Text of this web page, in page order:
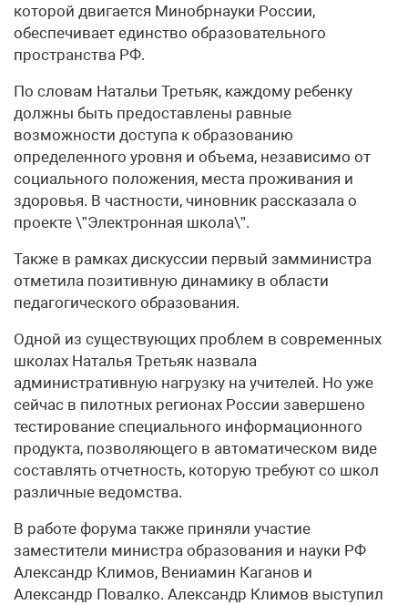
которой двигается Минобрнауки России,
обеспечивает единство образовательного
пространства РФ.
По словам Натальи Третьяк, каждому ребенку
должны быть предоставлены равные
возможности доступа к образованию
определенного уровня и объема, независимо от
социального положения, места проживания и
здоровья. В частности, чиновник рассказала о
проекте \”Электронная школа\”.
Также в рамках дискуссии первый замминистра
отметила позитивную динамику в области
педагогического образования.
Одной из существующих проблем в современных
школах Наталья Третьяк назвала
административную нагрузку на учителей. Но уже
сейчас в пилотных регионах России завершено
тестирование специального информационного
продукта, позволяющего в автоматическом виде
составлять отчетность, которую требуют со школ
различные ведомства.
В работе форума также приняли участие
заместители министра образования и науки РФ
Александр Климов, Вениамин Каганов и
Александр Повалко. Александр Климов выступил